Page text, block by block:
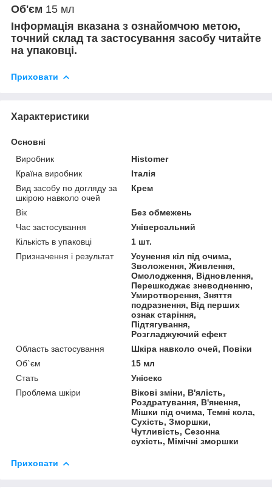
Об'єм 15 мл
Інформація вказана з ознайомчою метою,
точний склад та застосування засобу читайте
на упаковці.
Приховати
Характеристики
Основні
Виробник
Histomer
Країна виробник
Італія
Вид засобу по догляду за
шкірою навколо очей
Крем
Вік
Без обмежень
Час застосування
Універсальний
Кількість в упаковці
1 шт.
Призначення і результат
Усунення кіл під очима,
Зволоження, Живлення,
Омолодження, Відновлення,
Перешкоджає зневодненню,
Умиротворення, Зняття
подразнення, Від перших
ознак старіння,
Підтягування,
Розгладжуючий ефект
Область застосування
Шкіра навколо очей, Повіки
Об`єм
15 мл
Стать
Унісекс
Проблема шкіри
Вікові зміни, В'ялість,
Роздратування, В'янення,
Мішки під очима, Темні кола,
Сухість, Зморшки,
Чутливість, Сезонна
сухість, Мімічні зморшки
Приховати